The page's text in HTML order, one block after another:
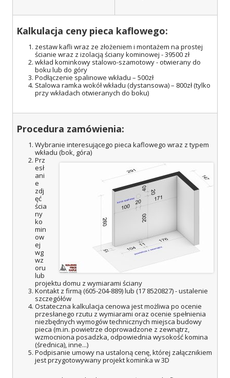
Kalkulacja ceny pieca kaflowego:
zestaw kafli wraz ze złożeniem i montażem na prostej
ścianie wraz z izolacją ściany kominowej - 39500 zł
wkład kominkowy stalowo-szamotowy - otwierany do
boku lub do góry
Podłączenie spalinowe wkładu – 500zł
Stalowa ramka wokół wkładu (dystansowa) – 800zł (tylko
przy wkładach otwieranych do boku)
Procedura zamówienia:
Wybranie interesującego pieca kaflowego wraz z typem
wkładu (bok, góra)
Prz
esł
ani
e
zdj
ęć
ścia
ny
ko
min
ow
ej
wg
wz
oru
lub
projektu domu z wymiarami ściany
Kontakt z firmą (605-204-889) lub (17 8520827) - ustalenie
szczegółów
Ostateczna kalkulacja cenowa jest możliwa po ocenie
przesłanego rzutu z wymiarami oraz ocenie spełnienia
niezbędnych wymogów technicznych miejsca budowy
pieca (m.in. powietrze doprowadzone z zewnątrz,
wzmocniona posadzka, odpowiednia wysokość komina
(średnica), inne...)
Podpisanie umowy na ustaloną cenę, której załącznikiem
jest przygotowywany projekt kominka w 3D